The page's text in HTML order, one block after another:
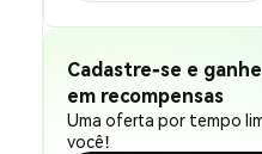
Cadastre-se e ganhe
em recompensas
Uma oferta por tempo
você!